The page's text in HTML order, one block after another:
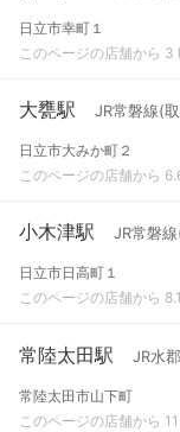
日立市幸町１
このページの店舗から 3
大甕駅 JR常磐線(
日立市大みか町２
このページの店舗から
小木津駅 JR常磐
日立市日高町１
このページの店舗から
常陸太田駅 JR水
常陸太田市山下町
このページの店舗から